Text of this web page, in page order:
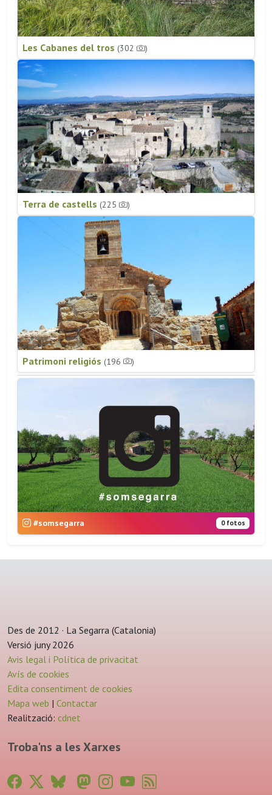
Les Cabanes del tros (302 )
Terra de castells (225 )
Patrimoni religiós (196 )
#somsegarra 0 fotos
Des de 2012 · La Segarra (Catalonia)
Versió juny 2026
Avis legal i Política de privacitat
Avís de cookies
Edita consentiment de cookies
Mapa web | Contactar
Realització: cdnet
Troba'ns a les Xarxes